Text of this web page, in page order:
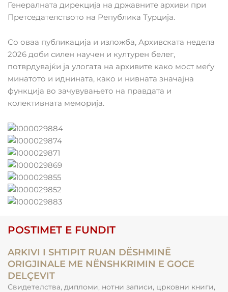
Генералната дирекција на државните архиви при
Претседателството на Република Турција.
Со оваа публикација и изложба, Архивската недела
2026 доби силен научен и културен белег,
потврдувајќи ја улогата на архивите како мост меѓу
минатото и иднината, како и нивната значајна
функција во зачувувањето на правдата и
колективната меморија.
POSTIMET E FUNDIT
ARKIVI I SHTIPIT RUAN DËSHMINË
ORIGJINALE ME NËNSHKRIMIN E GOCE
DELÇEVIT
Свидетелства, дипломи, нотни записи, црковни книги,